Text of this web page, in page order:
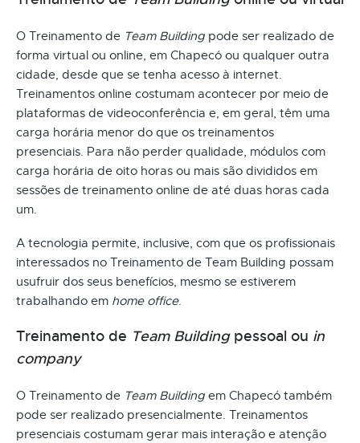
O Treinamento de Team Building pode ser realizado de
forma virtual ou online, em Chapecó ou qualquer outra
cidade, desde que se tenha acesso à internet.
Treinamentos online costumam acontecer por meio de
plataformas de videoconferência e, em geral, têm uma
carga horária menor do que os treinamentos
presenciais. Para não perder qualidade, módulos com
carga horária de oito horas ou mais são divididos em
sessões de treinamento online de até duas horas cada
um.
A tecnologia permite, inclusive, com que os profissionais
interessados no Treinamento de Team Building possam
usufruir dos seus benefícios, mesmo se estiverem
trabalhando em home office.
Treinamento de Team Buildingpessoal ou in
company
O Treinamento de Team Building em Chapecó também
pode ser realizado presencialmente. Treinamentos
presenciais costumam gerar mais interação e atenção